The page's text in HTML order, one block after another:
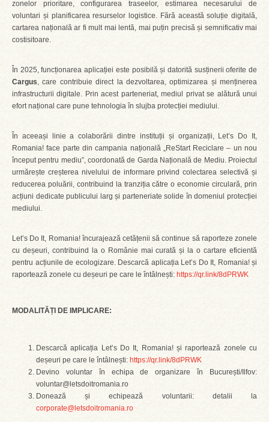
zonelor prioritare, configurarea traseelor, estimarea necesarului de
voluntari și planificarea resurselor logistice. Fără această soluție digitală,
cartarea națională ar fi mult mai lentă, mai puțin precisă și semnificativ mai
costisitoare.
În 2025, funcționarea aplicației este posibilă și datorită susținerii oferite de
Cargus, care contribuie direct la dezvoltarea, optimizarea și menținerea
infrastructurii digitale. Prin acest parteneriat, mediul privat se alătură unui
efort național care pune tehnologia în slujba protecției mediului.
În aceeași linie a colaborării dintre instituții și organizații, Let’s Do It,
Romania! face parte din campania națională „ReStart Reciclare – un nou
început pentru mediu”, coordonată de Garda Națională de Mediu. Proiectul
urmărește creșterea nivelului de informare privind colectarea selectivă și
reducerea poluării, contribuind la tranziția către o economie circulară, prin
acțiuni dedicate publicului larg și parteneriate solide în domeniul protecției
mediului.
Let’s Do It, Romania! încurajează cetățenii să continue să raporteze zonele
cu deșeuri, contribuind la o Românie mai curată și la o cartare eficientă
pentru acțiunile de ecologizare. Descarcă aplicația Let’s Do It, Romania! și
raportează zonele cu deșeuri pe care le întâlnești: https://qr.link/8dPRWK
MODALITĂȚI DE IMPLICARE:
Descarcă aplicația Let’s Do It, Romania! și raportează zonele cu
deșeuri pe care le întâlnești: https://qr.link/8dPRWK
Devino voluntar în echipa de organizare în București/Ilfov:
voluntar@letsdoitromania.ro
Donează și echipează voluntarii: detalii la
corporate@letsdoitromania.ro